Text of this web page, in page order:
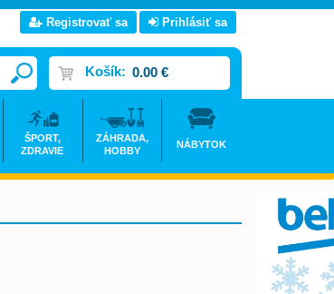
Registrovať sa Prihlásiť sa
Košík: 0.00 €
ŠPORT,
ZDRAVIE
ZÁHRADA,
HOBBY
NÁBYTOK